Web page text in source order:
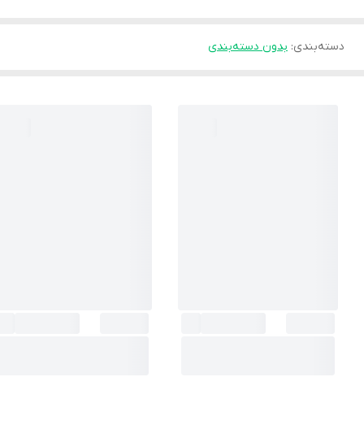
دسته‌بندی: بدون دسته‌بندی